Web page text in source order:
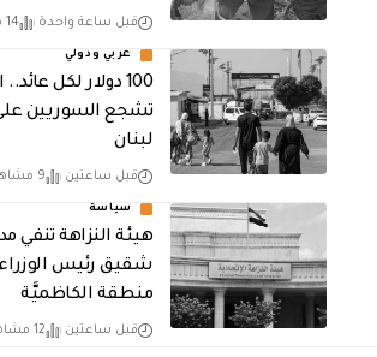
قبل ساعة واحدة 14 مشاهدات
عربي ودولي
100 دولار لكل
تشجع السوريين
لبنان
قبل ساعتين 9 مشاهدات
سياسة
هيئة النزاهة تنفي
شقيق رئيس
منطقة الكاظميَّة
قبل ساعتين 12 مشاهدات